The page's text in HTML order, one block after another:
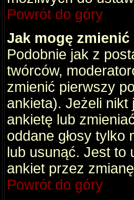
Powrót do góry
Jak mogę
Podobnie jak z
twórców,
zmienić pierwszy
ankieta). Jeżeli nikt
ankietę lub
oddane głosy
lub usunąć. Jest to
ankiet przez
Powrót do góry